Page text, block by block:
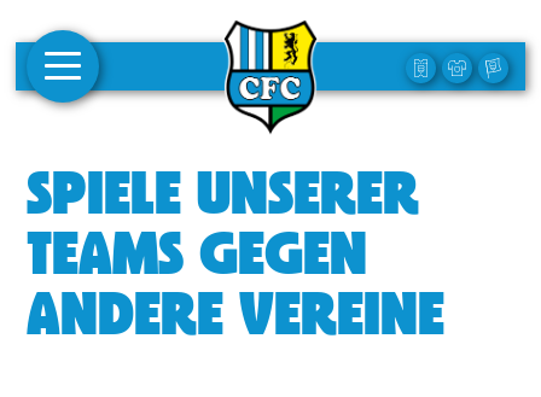
1. MANNSCHAFT
FRAUEN
CAMPUS
SPIELE UNSERER
TEAMS GEGEN
ANDERE VEREINE